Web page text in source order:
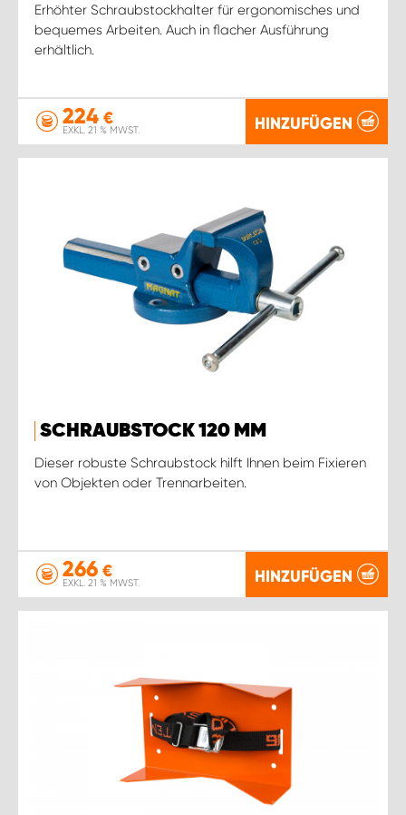
Erhöhter Schraubstockhalter für ergonomisches und
bequemes Arbeiten. Auch in flacher Ausführung
erhältlich.
224 €
EXKL. 21 % MWST. HINZUFÜGEN
SCHRAUBSTOCK 120 MM
Dieser robuste Schraubstock hilft Ihnen beim Fixieren
von Objekten oder Trennarbeiten.
266 €
EXKL. 21 % MWST. HINZUFÜGEN